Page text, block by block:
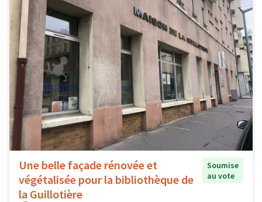
Une belle façade rénovée et
végétalisée pour la bibliothèque de
la Guillotière
Soumise
au vote